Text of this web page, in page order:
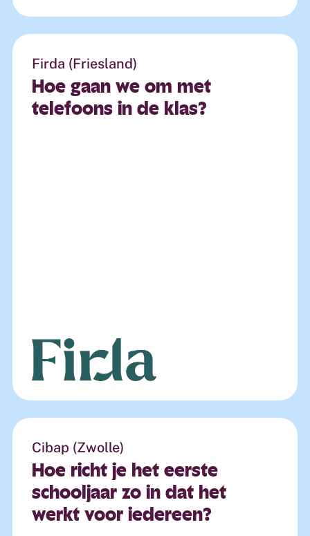
Firda (Friesland)
Hoe gaan we om met
telefoons in de klas?
Cibap (Zwolle)
Hoe richt je het eerste
schooljaar zo in dat het
werkt voor iedereen?